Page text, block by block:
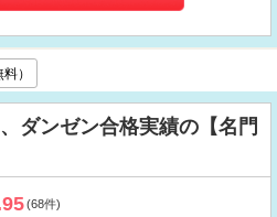
）
ダンゼン合格実績の【名門
(68件)